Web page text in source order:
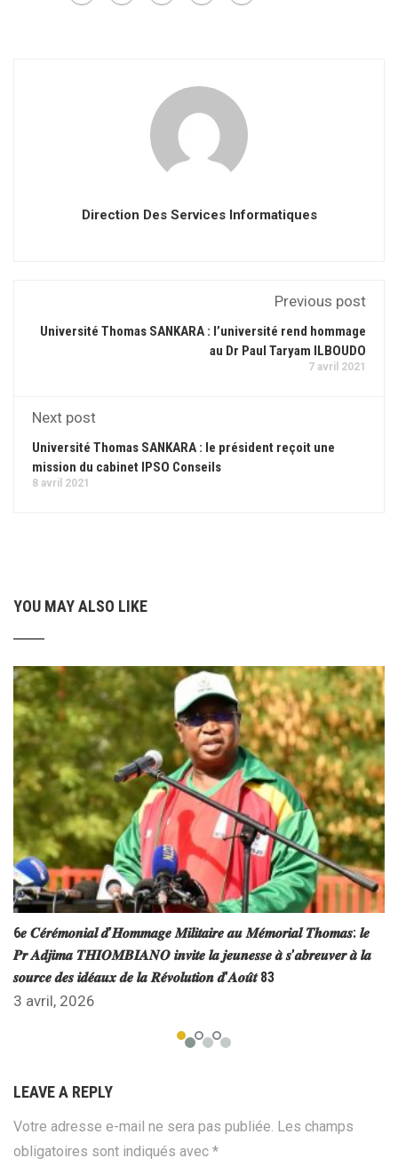
Direction Des Services Informatiques
Previous post
Université Thomas SANKARA : l’université rend hommage
au Dr Paul Taryam ILBOUDO
7 avril 2021
Next post
Université Thomas SANKARA : le président reçoit une
mission du cabinet IPSO Conseils
8 avril 2021
YOU MAY ALSO LIKE
6𝒆 𝑪𝒆́𝒓𝒆́𝒎𝒐𝒏𝒊𝒂𝒍 𝒅’𝑯𝒐𝒎𝒎𝒂𝒈𝒆 𝑴𝒊𝒍𝒊𝒕𝒂𝒊𝒓𝒆 𝒂𝒖 𝑴𝒆́𝒎𝒐𝒓𝒊𝒂𝒍 𝑻𝒉𝒐𝒎𝒂𝒔: 𝒍𝒆
𝑷𝒓 𝑨𝒅𝒋𝒊𝒎𝒂 𝑻𝑯𝑰𝑶𝑴𝑩𝑰𝑨𝑵𝑶 𝒊𝒏𝒗𝒊𝒕𝒆 𝒍𝒂 𝒋𝒆𝒖𝒏𝒆𝒔𝒔𝒆 𝒂̀ 𝒔’𝒂𝒃𝒓𝒆𝒖𝒗𝒆𝒓 𝒂̀ 𝒍𝒂
𝒔𝒐𝒖𝒓𝒄𝒆 𝒅𝒆𝒔 𝒊𝒅𝒆́𝒂𝒖𝒙 𝒅𝒆 𝒍𝒂 𝑹𝒆́𝒗𝒐𝒍𝒖𝒕𝒊𝒐𝒏 𝒅’𝑨𝒐𝒖̂𝒕 83
3 avril, 2026
LEAVE A REPLY
Votre adresse e-mail ne sera pas publiée. Les champs
obligatoires sont indiqués avec *